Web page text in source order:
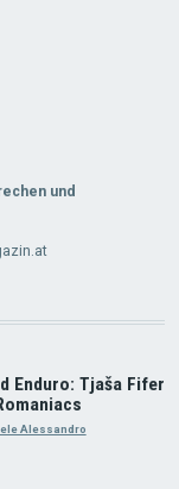
und
Enduro: Tjaša Fifer
Alessandro